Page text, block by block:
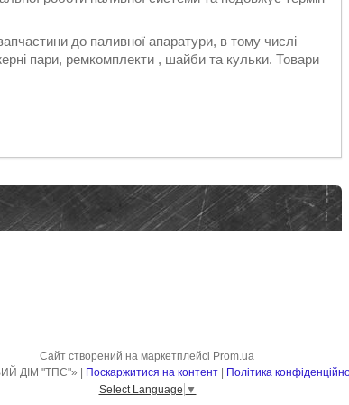
до паливної апаратури, в тому числі
пари, ремкомплекти , шайби та кульки. Товари
Сайт створений на маркетплейсі Prom.ua
Поскаржитися на контент
Політика
Select Language ▼